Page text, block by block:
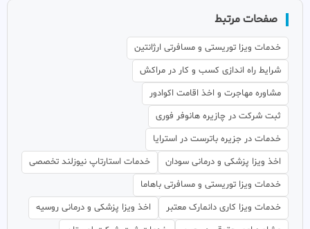
صفحات مرتبط
خدمات ویزا توریستی و مسافرتی ارژانتین
شرایط راه اندازی کسب و کار در مراکش
مشاوره مهاجرت و اخذ اقامت اکوادور
ثبت شرکت در چازیره هانوفر فوری
خدمات در جزیره باترست در استرایا
اخذ ویزا پزشکی و درمانی سودان
خدمات استارتاپ نیوزلند تخصصی
خدمات ویزا توریستی و مسافرتی باهاما
خدمات ویزا کاری دانمارک معتبر
اخذ ویزا پزشکی و درمانی روسیه